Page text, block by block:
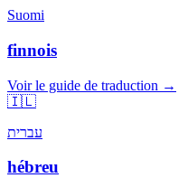
Suomi
finnois
Voir le guide de traduction →
🇮🇱
עברית
hébreu